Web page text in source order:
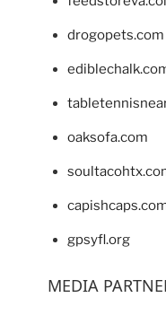
drogopets.com
oaksofa.com
gpsyfl.org
MEDIA